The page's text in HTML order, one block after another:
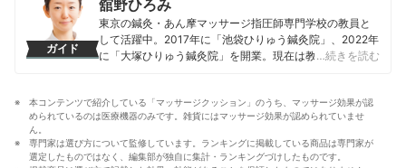
ガイド
舘野ひろみ
東京の鍼灸・あん摩マッサージ指圧師専門学校の教員と
して活躍中。2017年に「池袋ひりゅう鍼灸院」、2022年
に「大塚ひりゅう鍼灸院」を開業。現在は教員として鍼
舘野ひろみのプロフィール
…続きを読む
本コンテンツで紹介している「マッサージクッション」のうち、マッサージ効果が認
められているのは医療機器のみです。雑貨にはマッサージ効果が認められていませ
ん。
専門家は選び方について監修しています。ランキングに掲載している商品は専門家が
選定したものではなく、編集部が独自に集計・ランキングづけしたものです。